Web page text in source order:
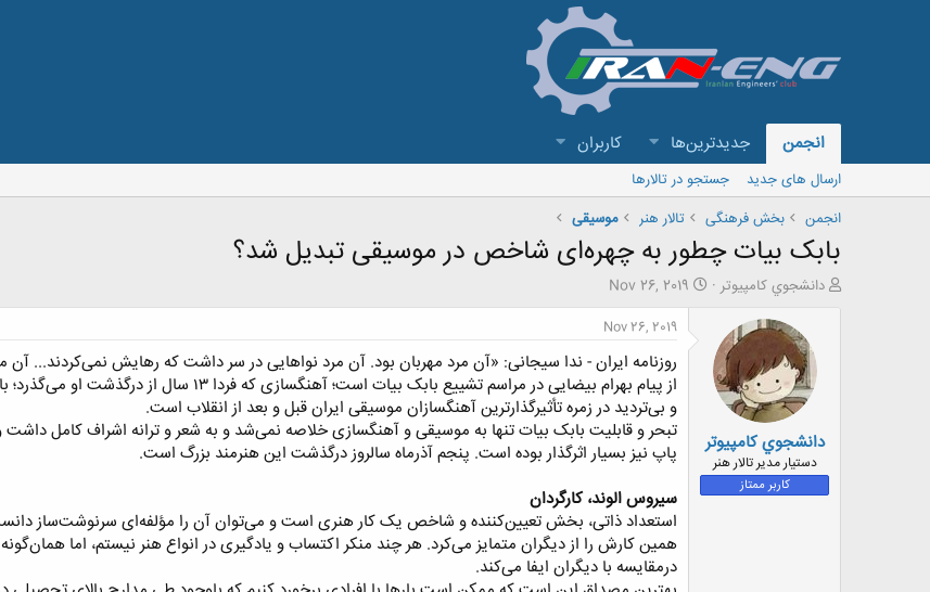
انجمن جدیدترین‌ها کاربران
ارسال های جدید
جستجو در تالارها
انجمن
بخش فرهنگی تالار هنر موسیقی
بابک بیات چطور به چهره‌ای شاخص در موسیقی تبدیل شد؟
ش
ه
و
ض
دانشجوي كامپيوتر
ت
ا
ی
Nov 26, 2019
دانشجوي كامپيوتر
دستیار مدیر تالار هنر
کاربر ممتاز
Nov 26, 2019
روزنامه ایران - ندا سیجانی: «آن مرد مهربان بود. آن مرد نوا‌هایی در سر داشت که رهایش نمی‌کردند...
از پیام بهرام بیضایی در مراسم تشییع بابک بیات
و بی‌تردید در زمره تأثیرگذارترین آهنگسازان موسیقی ایران قبل و بعد از انقلاب است.​
تبحر و قابلیت بابک بیات تنها به موسیقی و آهنگسازی خلاصه نمی‌شد و به شعر و ترانه اشراف کامل
پاپ نیز بسیار اثرگذار بوده است. پنجم آذرماه سالروز درگذشت این هنرمند بزرگ است.​
سیروس الوند،کارگردان
استعداد ذاتی، بخش تعیین‌کننده و شاخص یک کار هنری است و می‌توان آن را مؤلفه‌ای سرنوشت‌ساز
همین کارش را از دیگران متمایز می‌کرد. هر چند منکر اکتساب و یادگیری در انواع هنر نیستم، اما
درمقایسه با دیگران ایفا می‌کند.​